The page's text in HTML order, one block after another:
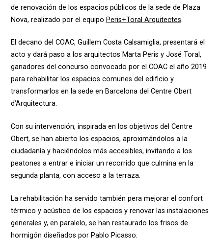
de renovación de los espacios públicos de la sede de Plaza
Nova, realizado por el equipo Peris+Toral Arquitectes.
El decano del COAC, Guillem Costa Calsamiglia, presentará el
acto y dará paso a los arquitectos Marta Peris y José Toral,
ganadores del concurso convocado por el COAC el año 2019
para rehabilitar los espacios comunes del edificio y
transformarlos en la sede en Barcelona del Centre Obert
d’Arquitectura.
Con su intervención, inspirada en los objetivos del Centre
Obert, se han abierto los espacios, aproximándolos a la
ciudadanía y haciéndolos más accesibles, invitando a los
peatones a entrar e iniciar un recorrido que culmina en la
segunda planta, con acceso a la terraza.
La rehabilitación ha servido también pera mejorar el confort
térmico y acústico de los espacios y renovar las instalaciones
generales y, en paralelo, se han restaurado los frisos de
hormigón diseñados por Pablo Picasso.